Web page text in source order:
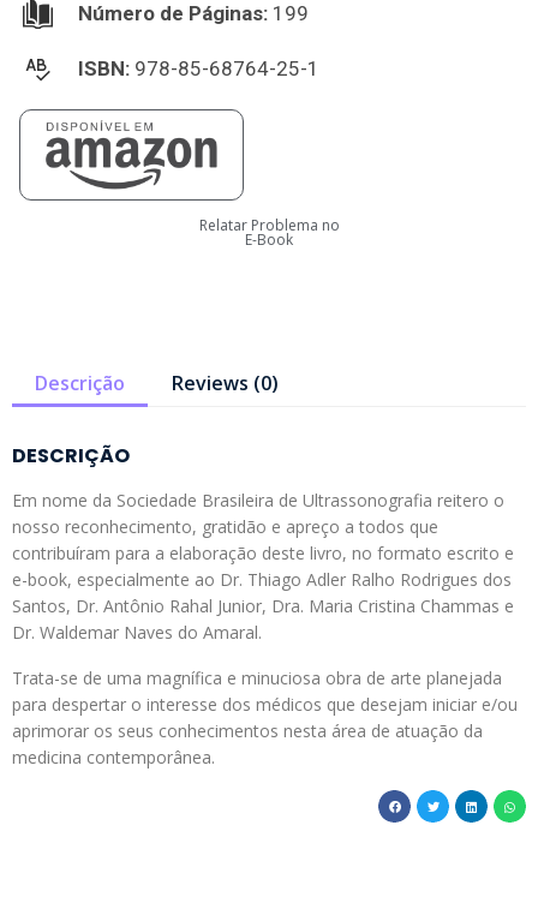
Número de Páginas: 199
ISBN: 978-85-68764-25-1
Relatar Problema no
E-Book
Descrição Reviews (0)
DESCRIÇÃO
Em nome da Sociedade Brasileira de Ultrassonografia reitero o
nosso reconhecimento, gratidão e apreço a todos que
contribuíram para a elaboração deste livro, no formato escrito e
e-book, especialmente ao Dr. Thiago Adler Ralho Rodrigues dos
Santos, Dr. Antônio Rahal Junior, Dra. Maria Cristina Chammas e
Dr. Waldemar Naves do Amaral.
Trata-se de uma magnífica e minuciosa obra de arte planejada
para despertar o interesse dos médicos que desejam iniciar e/ou
aprimorar os seus conhecimentos nesta área de atuação da
medicina contemporânea.